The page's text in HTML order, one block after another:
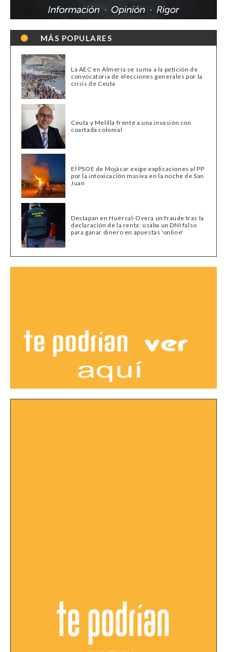
MÁS POPULARES
La AEC en Almería se suma a la petición de
convocatoria de elecciones generales por la
crisis de Ceuta
Ceuta y Melilla frente a una invasión con
coartada colonial
El PSOE de Mojácar exige explicaciones al PP
por la intoxicación masiva en la noche de San
Juan
Destapan en Huércal-Overa un fraude tras la
declaración de la renta: usaba un DNI falso
para ganar dinero en apuestas 'online'